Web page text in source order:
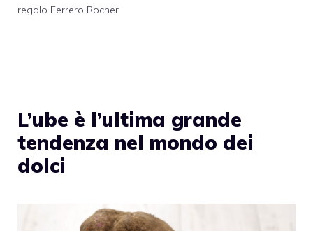
regalo Ferrero Rocher
L’ube è l’ultima grande
tendenza nel mondo dei
dolci